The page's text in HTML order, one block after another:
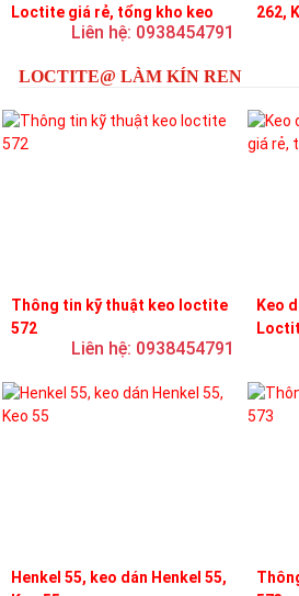
Loctite giá rẻ, tổng kho keo
Liên hệ: 0938454791
262,
LOCTITE@ LÀM KÍN REN
Thông tin kỹ thuật keo loctite
572
Liên hệ: 0938454791
Keo
Henkel 55, keo dán Henkel 55,